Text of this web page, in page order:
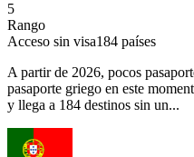
5
Rango
Acceso sin visa184 países
A partir de 2026, pocos
pasaporte griego en este
y llega a 184 destinos sin un...